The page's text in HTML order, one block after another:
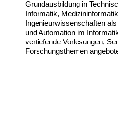
Grundausbildung in
Informatik,
Ingenieurwissenschaften
und Automation im
vertiefende Vorlesungen,
Forschungsthemen